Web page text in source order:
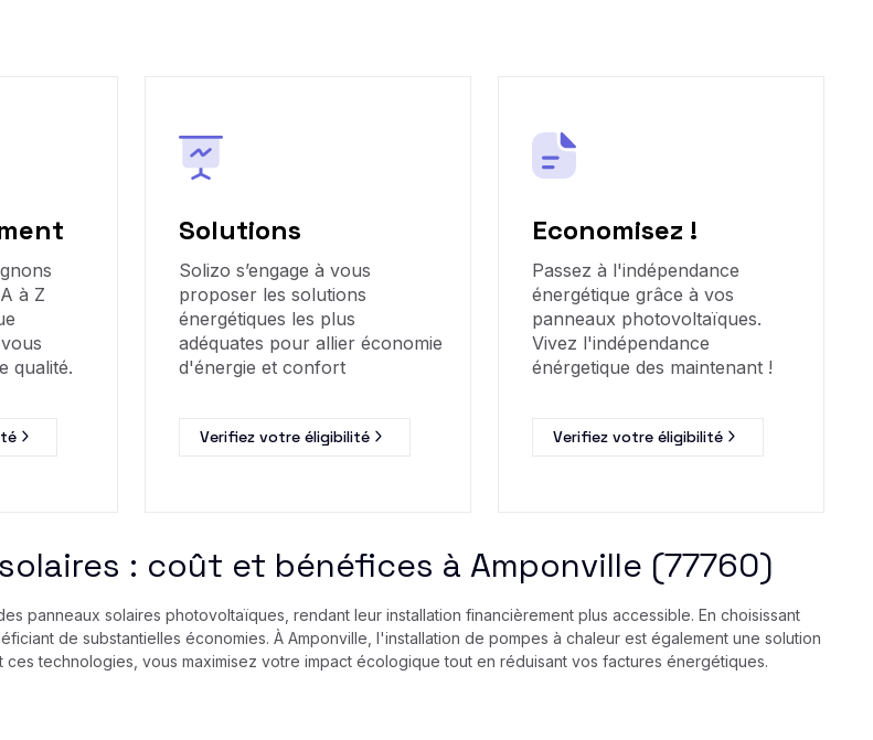
à Z
qualité.
Solutions
Solizo s’engage à vous
proposer les solutions
énergétiques les plus
adéquates pour allier économie
d'énergie et confort
Verifiez votre éligibilité
Economisez !
Passez à l'indépendance
énergétique grâce à vos
panneaux photovoltaïques.
Vivez l'indépendance
énérgetique des maintenant !
Verifiez votre éligibilité
: coût et bénéfices à Amponville (77760)
panneaux solaires photovoltaïques, rendant leur installation financièrement plus accessible. En choisissant
de substantielles économies. À Amponville, l'installation de pompes à chaleur est également une solution
technologies, vous maximisez votre impact écologique tout en réduisant vos factures énergétiques.